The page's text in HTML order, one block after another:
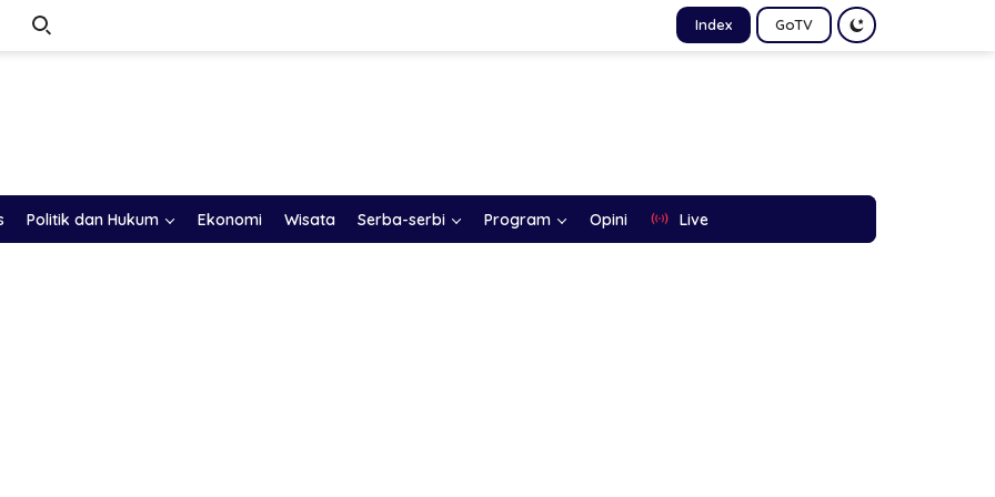
Index GoTV
Politik dan Hukum Ekonomi Wisata Serba-serbi Program Opini Live